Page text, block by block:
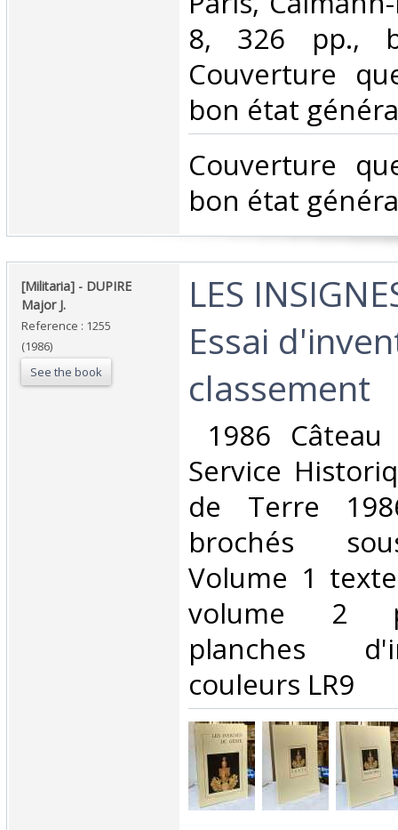
8, 326 pp.,
Couverture
bon état
‎Couverture
bon état
‎[Militaria] - DUPIRE
Major J.‎
Reference : 1255
(1986)
See the book
‎LES
Essai
classement‎
1986
Service
de Terre
brochés
Volume 1
volume 2
planches
couleurs LR9‎